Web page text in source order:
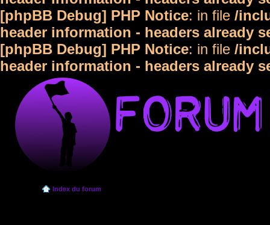
[phpBB Debug] PHP Notice: in file /
header information - headers already
[phpBB Debug] PHP Notice: in file /
header information - headers already
Index du forum